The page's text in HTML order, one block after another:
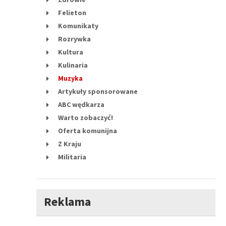
Felieton
Komunikaty
Rozrywka
Kultura
Kulinaria
Muzyka
Artykuły sponsorowane
ABC wędkarza
Warto zobaczyć!
Oferta komunijna
Z Kraju
Militaria
Reklama